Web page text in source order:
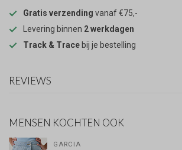
Gratis verzending vanaf €75,-
Levering binnen 2 werkdagen
Track & Trace bij je bestelling
REVIEWS
MENSEN KOCHTEN OOK
GARCIA